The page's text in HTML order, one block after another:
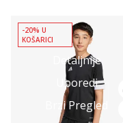
Detaljnije
Uporedi
Brzi Pregled
-20% U
KOŠARICI